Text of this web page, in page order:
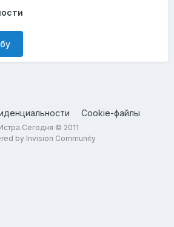
Cookie-файлы
© 2011
by Invision Community